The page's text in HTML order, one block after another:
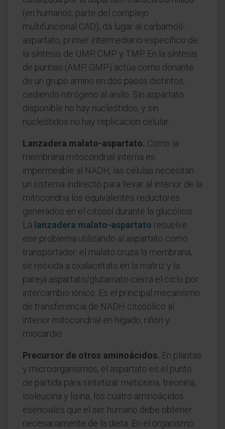
(en humanos, parte del complejo
multifuncional CAD), da lugar al carbamoil-
aspartato, primer intermediario específico de
la síntesis de UMP, CMP y TMP. En la síntesis
de purinas (AMP, GMP) actúa como donante
de un grupo amino en dos pasos distintos,
cediendo nitrógeno al anillo. Sin aspartato
disponible no hay nucleótidos, y sin
nucleótidos no hay replicación celular.
Lanzadera malato-aspartato. Como la
membrana mitocondrial interna es
impermeable al NADH, las células necesitan
un sistema indirecto para llevar al interior de la
mitocondria los equivalentes reductores
generados en el citosol durante la glucólisis.
La lanzadera malato-aspartato resuelve
ese problema utilizando al aspartato como
transportador: el malato cruza la membrana,
se reoxida a oxalacetato en la matriz y la
pareja aspartato/glutamato cierra el ciclo por
intercambio iónico. Es el principal mecanismo
de transferencia de NADH citosólico al
interior mitocondrial en hígado, riñón y
miocardio.
Precursor de otros aminoácidos. En plantas
y microorganismos, el aspartato es el punto
de partida para sintetizar metionina, treonina,
isoleucina y lisina, los cuatro aminoácidos
esenciales que el ser humano debe obtener
necesariamente de la dieta. En el organismo